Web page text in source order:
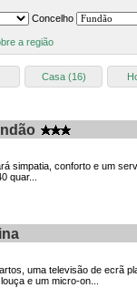
Concelho
a região
Casa (16)
simpatia, conforto e um
quar...
uma televisão de ecrã
e um micro-on...